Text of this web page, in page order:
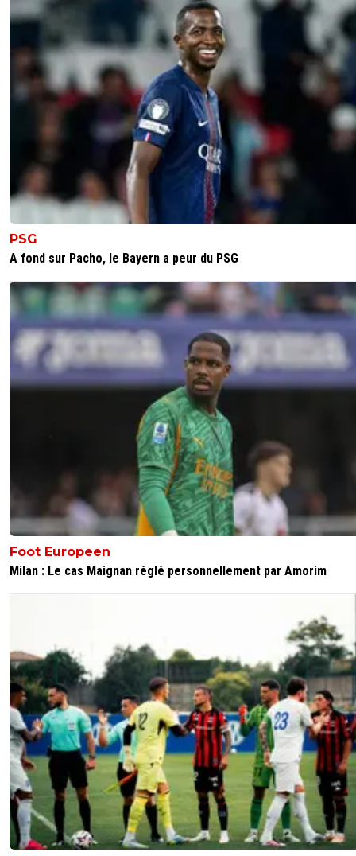
PSG
A fond sur Pacho, le Bayern a peur du PSG
Foot Europeen
Milan : Le cas Maignan réglé personnellement par Amorim